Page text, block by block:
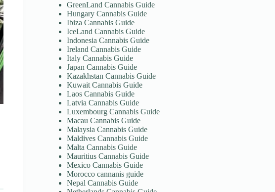
GreenLand Cannabis Guide
Hungary Cannabis Guide
Ibiza Cannabis Guide
IceLand Cannabis Guide
Indonesia Cannabis Guide
Ireland Cannabis Guide
Italy Cannabis Guide
Japan Cannabis Guide
Kazakhstan Cannabis Guide
Kuwait Cannabis Guide
Laos Cannabis Guide
Latvia Cannabis Guide
Luxembourg Cannabis Guide
Macau Cannabis Guide
Malaysia Cannabis Guide
Maldives Cannabis Guide
Malta Cannabis Guide
Mauritius Cannabis Guide
Mexico Cannabis Guide
Morocco cannanis guide
Nepal Cannabis Guide